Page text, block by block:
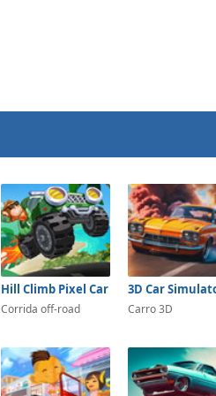
Hill Climb Pixel Car
Corrida off-road
3D Car
Carro 3D